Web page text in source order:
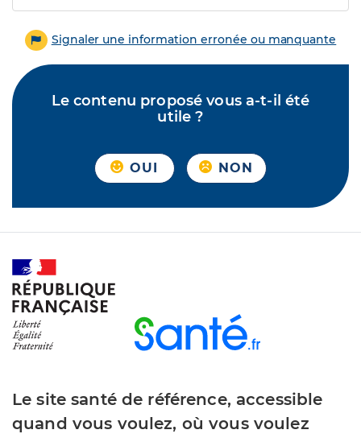
Signaler une information erronée ou manquante
Le contenu proposé vous a-t-il été
utile ?
OUI NON
Le site santé de référence, accessible
quand vous voulez, où vous voulez